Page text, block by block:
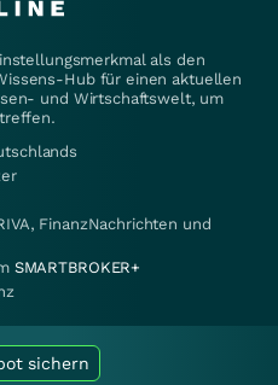
als den
Hub für einen aktuellen
und Wirtschaftswelt, um
FinanzNachrichten und
SMARTBROKER+
sichern